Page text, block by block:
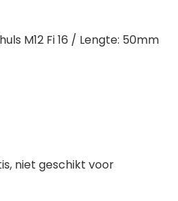
M12 Fi 16 / Lengte: 50mm
niet geschikt voor